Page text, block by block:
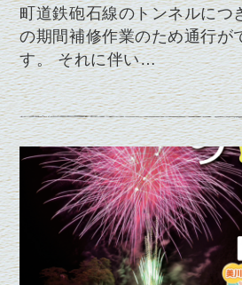
町道鉄砲石線のトンネルにつ
の期間補修作業のため通行が
す。 それに伴い…